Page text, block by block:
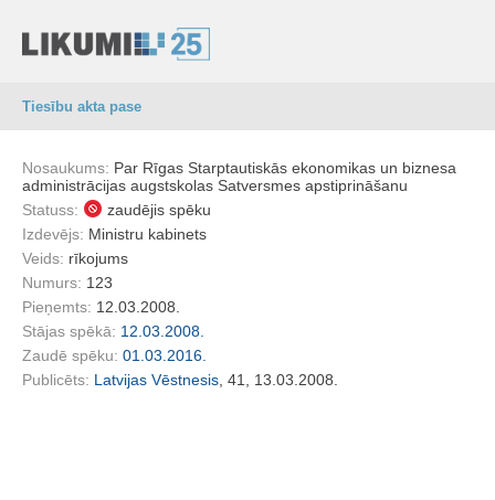
Tiesību akta pase
Nosaukums: Par Rīgas Starptautiskās ekonomikas un biznesa
administrācijas augstskolas Satversmes apstiprināšanu
Statuss:
zaudējis spēku
Izdevējs: Ministru kabinets
Veids: rīkojums
Numurs: 123
Pieņemts: 12.03.2008.
Stājas spēkā: 12.03.2008.
Zaudē spēku: 01.03.2016.
Publicēts: Latvijas Vēstnesis , 41, 13.03.2008.